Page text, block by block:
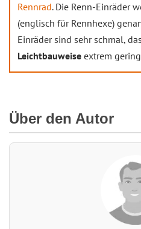
Rennrad. Die Renn-Einräder
(englisch für Rennhexe)
Einräder sind sehr schmal,
Leichtbauweise extrem
Über den Autor